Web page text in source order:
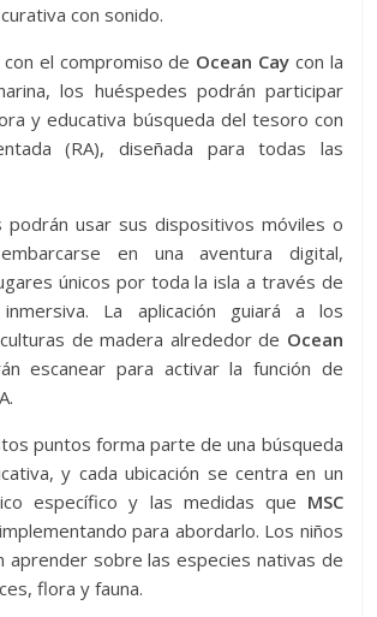
con sonido.
con el compromiso de Ocean Caycon la
los huéspedes podrán participar
y educativa búsqueda del tesoro con
(RA), diseñada para todas las
podrán usar sus dispositivos móviles o
en una aventura digital,
únicos por toda la isla a través de
La aplicación guiará a los
de madera alrededor de Ocean
escanear para activar la función de
puntos forma parte de una búsqueda
y cada ubicación se centra en un
específico y las medidas que MSC
para abordarlo. Los niños
aprender sobre las especies nativas de
flora y fauna.